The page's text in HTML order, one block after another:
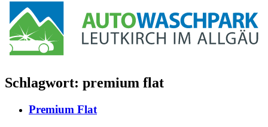
Schlagwort: premium flat
Premium Flat